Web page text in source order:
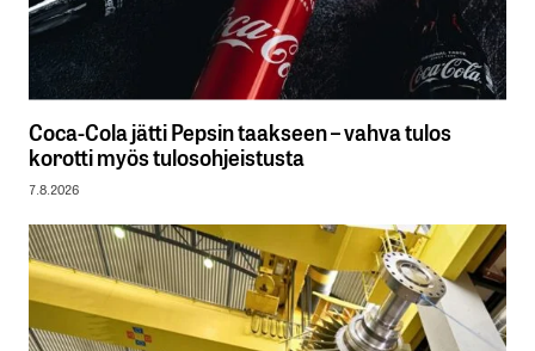
Coca-Cola jätti Pepsin taakseen – vahva tulos
korotti myös tulosohjeistusta
7.8.2026